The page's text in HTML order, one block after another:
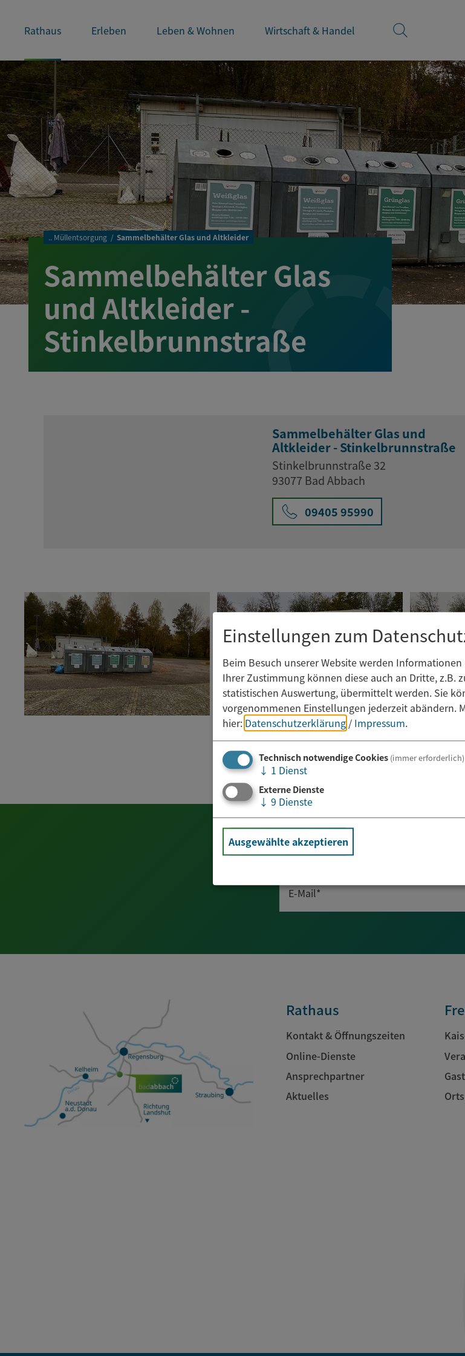
Rathaus Erleben Leben & Wohnen Wirtschaft & Handel
.. Müllentsorgung Sammelbehälter Glas und Altkleider
Sammelbehälter Glas
und Altkleider -
Stinkelbrunnstraße
Sammelbehälter Glas und
Altkleider - Stinkelbrunnstraße
Stinkelbrunnstraße 32
93077 Bad Abbach
09405 95990
Newsletter abonnieren
E-Mail*
Rathaus
Kontakt & Öffnungszeiten
Online-Dienste
Ansprechpartner
Aktuelles
Einstellungen zum
Beim Besuch unserer Website werden
Ihrer Zustimmung können diese auch an Dritte, z.B.
statistischen Auswertung, übermittelt werden. Sie
vorgenommenen Einstellungen jederzeit abändern.
hier: Datenschutzerklärung / Impressum.
Technisch notwendige Cookies (immer erforderlich)
↓ 1 Dienst
Externe Dienste
↓ 9 Dienste
Ausgewählte akzeptieren